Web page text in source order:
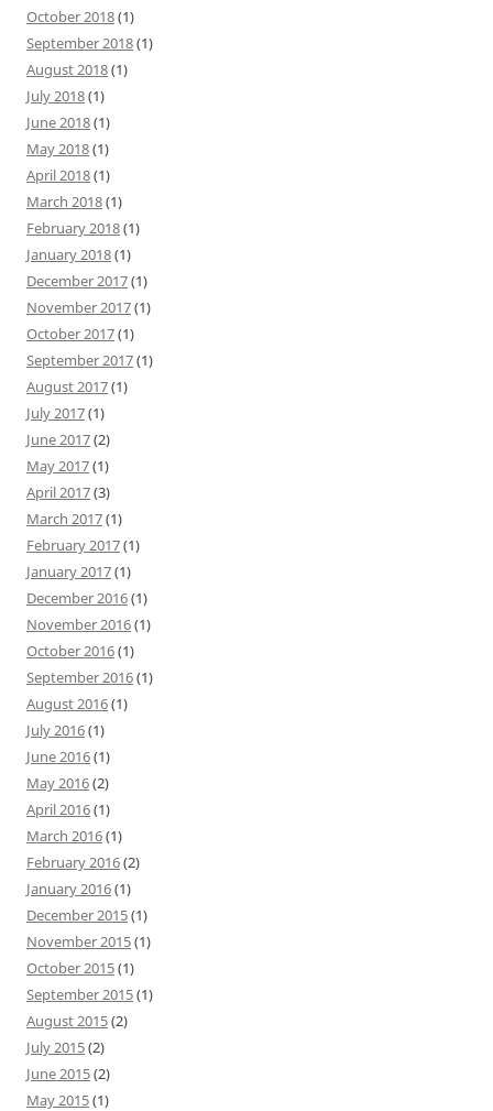
October 2018(1)
September 2018(1)
August 2018(1)
July 2018(1)
June 2018(1)
May 2018(1)
April 2018(1)
March 2018(1)
February 2018(1)
January 2018(1)
December 2017(1)
November 2017(1)
October 2017(1)
September 2017(1)
August 2017(1)
July 2017(1)
June 2017(2)
May 2017(1)
April 2017(3)
March 2017(1)
February 2017(1)
January 2017(1)
December 2016(1)
November 2016(1)
October 2016(1)
September 2016(1)
August 2016(1)
July 2016(1)
June 2016(1)
May 2016(2)
April 2016(1)
March 2016(1)
February 2016(2)
January 2016(1)
December 2015(1)
November 2015(1)
October 2015(1)
September 2015(1)
August 2015(2)
July 2015(2)
June 2015(2)
May 2015(1)